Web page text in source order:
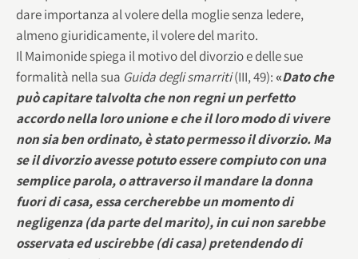
dare importanza al volere della moglie senza ledere,
almeno giuridicamente, il volere del marito.
Il Maimonide spiega il motivo del divorzio e delle sue
formalità nella sua Guida degli smarriti(III, 49):«Dato che
può capitare talvolta che non regni un perfetto
accordo nella loro unione e che il loro modo di vivere
non sia ben ordinato, è stato permesso il divorzio. Ma
se il divorzio avesse potuto essere compiuto con una
semplice parola, o attraverso il mandare la donna
fuori di casa, essa cercherebbe un momento di
negligenza (da parte del marito), in cui non sarebbe
osservata ed uscirebbe (di casa) pretendendo di